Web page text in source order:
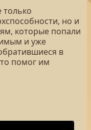
только
но и
которые попали
и уже
в
помог им